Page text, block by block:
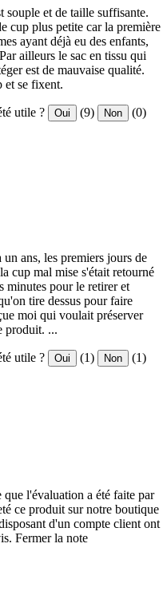
et de taille suffisante.
cup plus petite car la première
ayant déjà eu des enfants,
ailleurs le sac en tissu qui
est de mauvaise qualité.
et se fixent.
utile ? Oui (9) Non (0)
ans, les premiers jours de
cup mal mise s'était retourné
minutes pour le retirer et
tire dessus pour faire
moi qui voulait préserver
produit. ...
utile ? Oui (1) Non (1)
l'évaluation a été faite par
ce produit sur notre boutique
d'un compte client ont
Fermer la note